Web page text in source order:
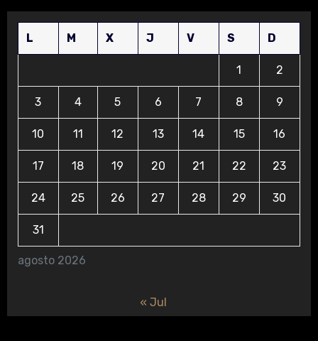
agosto 2026
L M X J V S D
1 2
3 4 5 6 7 8 9
10 11 12 13 14 15 16
17 18 19 20 21 22 23
24 25 26 27 28 29 30
31
« Jul